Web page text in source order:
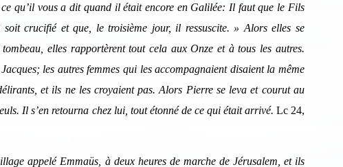
qu’il vous a dit quand il était encore en Galilée: Il faut que le Fils
crucifié et que, le troisième jour, il ressuscite. » Alors elles se
elles rapportèrent tout cela aux Onze et à tous les autres.
les autres femmes qui les accompagnaient disaient la même
et ils ne les croyaient pas. Alors Pierre se leva et courut au
Il s’en retourna chez lui, tout étonné de ce qui était arrivé. Lc 24,
appelé Emmaüs, à deux heures de marche de Jérusalem, et ils
Si vous souhaitez recevoir nos dernières actualités, veuillez
indiquer ci-dessous votre adresse mail.
S'inscrire
Se désinscrire